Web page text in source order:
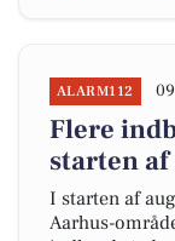
ALARM112
Flere
starten
I starten af
Aarhus-